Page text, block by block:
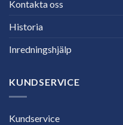
Kontakta oss
Historia
Inredningshjälp
KUNDSERVICE
Kundservice